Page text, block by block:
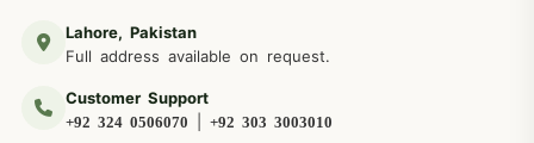
Lahore, Pakistan
Full address available on request.
Customer Support
+92 324 0506070 +92 303 3003010